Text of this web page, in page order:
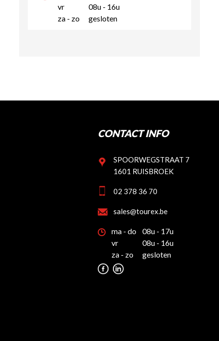
vr
08u - 16u
za - zo
gesloten
CONTACT INFO
SPOORWEGSTRAAT 7
1601 RUISBROEK
02 378 36 70
sales@tourex.be
ma - do
08u - 17u
vr
08u - 16u
za - zo
gesloten